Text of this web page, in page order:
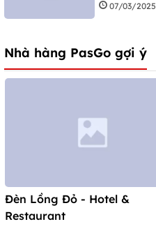
07/03/2025
Nhà hàng PasGo gợi ý
Đèn Lồng Đỏ - Hotel &
Restaurant